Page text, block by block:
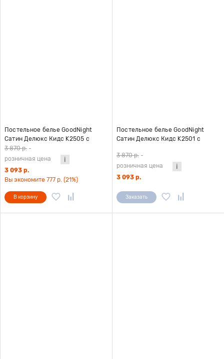
Постельное белье GoodNight
Сатин Делюкс Кидс K2505 с
компаньоном 1,5 сп. (с нав. 50х70)
3 870 р. -
розничная цена
3 093 р.
Вы экономите 777 р. (21%)
В корзину
Постельное белье GoodNight
Сатин Делюкс Кидс K2501 с
3 870 р. -
розничная цена
3 093 р.
Заказать